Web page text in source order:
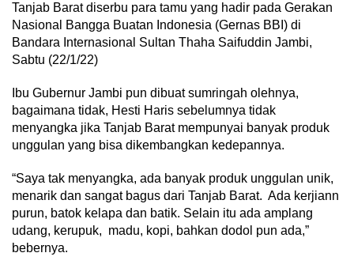
Tanjab Barat diserbu para tamu yang hadir pada Gerakan
Nasional Bangga Buatan Indonesia (Gernas BBI) di
Bandara Internasional Sultan Thaha Saifuddin Jambi,
Sabtu (22/1/22)
Ibu Gubernur Jambi pun dibuat sumringah olehnya,
bagaimana tidak, Hesti Haris sebelumnya tidak
menyangka jika Tanjab Barat mempunyai banyak produk
unggulan yang bisa dikembangkan kedepannya.
“Saya tak menyangka, ada banyak produk unggulan unik,
menarik dan sangat bagus dari Tanjab Barat. Ada kerjiann
purun, batok kelapa dan batik. Selain itu ada amplang
udang, kerupuk, madu, kopi, bahkan dodol pun ada,”
bebernya.